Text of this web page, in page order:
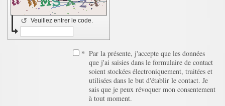
Veuillez entrer le code.
↺
* Par la présente, j'accepte que les données
que j'ai saisies dans le formulaire de contact
soient stockées électroniquement, traitées et
utilisées dans le but d'établir le contact. Je
sais que je peux révoquer mon consentement
à tout moment.